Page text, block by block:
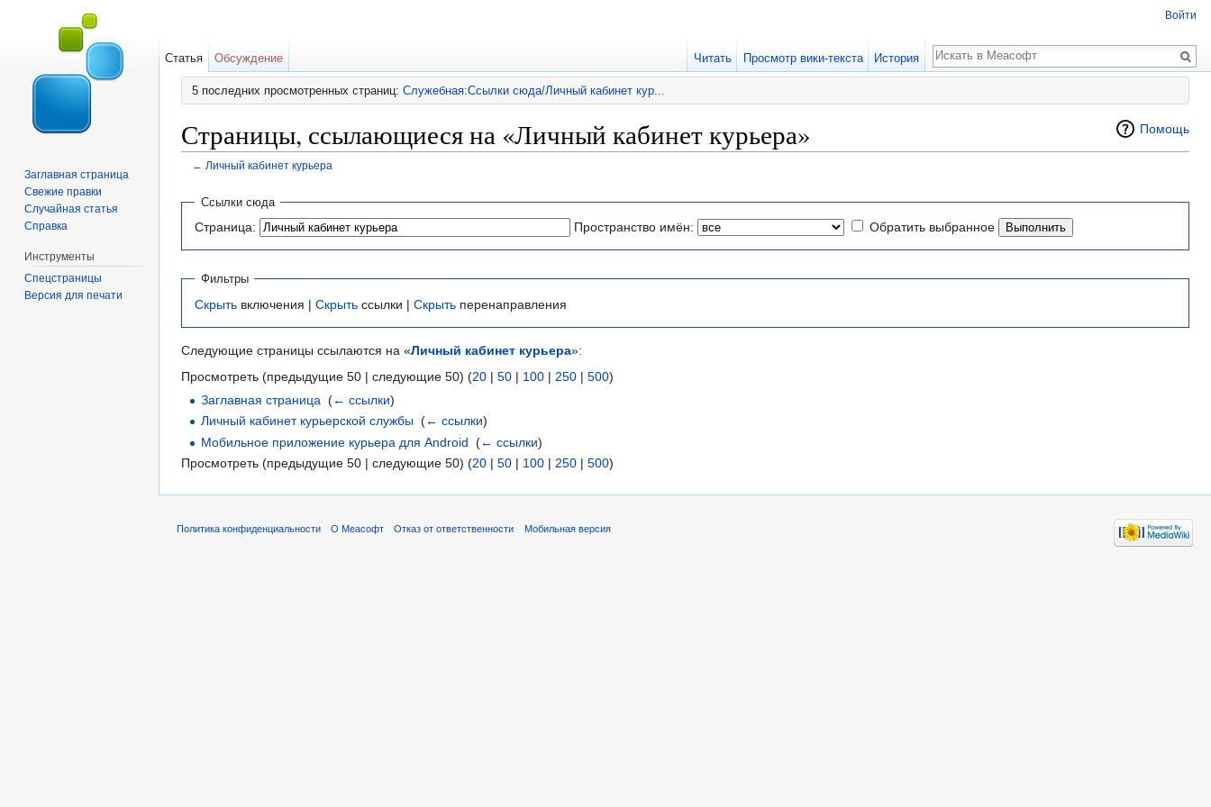
5 последних просмотренных страниц:Служебная:Ссылки сюда/Личный кабинет кур...
Помощь
Страницы, ссылающиеся на «Личный кабинет курьера»
← Личный кабинет курьера
Ссылки сюда
Страница: Пространство имён: Обратить выбранное
Фильтры
Скрыть включения | Скрыть ссылки | Скрыть перенаправления
Следующие страницы ссылаются на «Личный кабинет курьера»:
Просмотреть (предыдущие 50 | следующие 50) (20 | 50 | 100 | 250 | 500)
Заглавная страница ‎(← ссылки)
Личный кабинет курьерской службы ‎(← ссылки)
Мобильное приложение курьера для Android ‎(← ссылки)
Просмотреть (предыдущие 50 | следующие 50) (20 | 50 | 100 | 250 | 500)
Войти
Статья Обсуждение Читать Просмотр вики-текста История
Поиск
Заглавная страница
Свежие правки
Случайная статья
Справка
Инструменты
Спецстраницы
Версия для печати
Политика конфиденциальности О Меасофт Отказ от ответственности Мобильная версия